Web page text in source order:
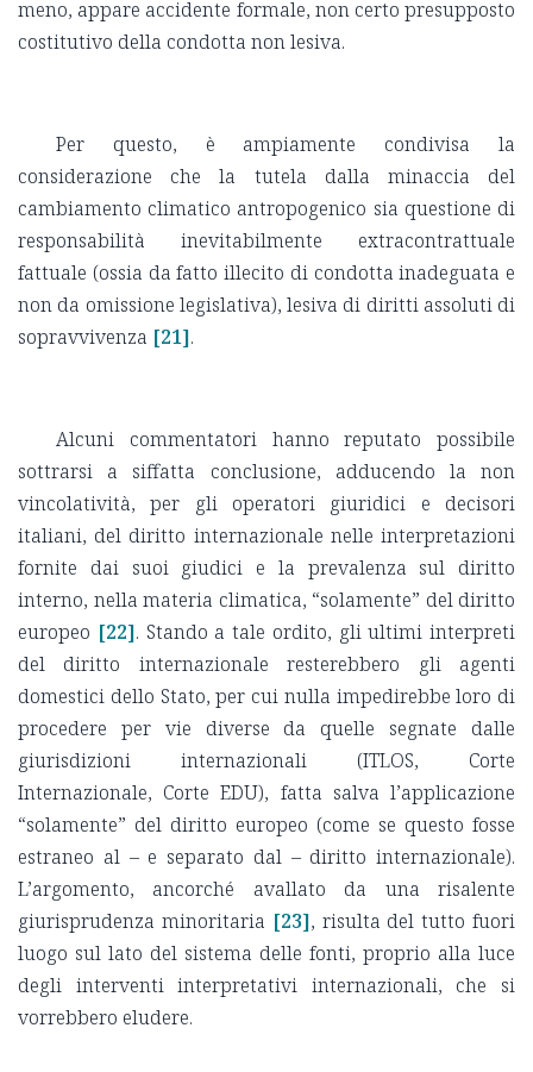
meno, appare accidente formale, non certo presupposto
costitutivo della condotta non lesiva.
Per questo, è ampiamente condivisa la
considerazione che la tutela dalla minaccia del
cambiamento climatico antropogenico sia questione di
responsabilità inevitabilmente extracontrattuale
fattuale (ossia da fatto illecito di condotta inadeguata e
non da omissione legislativa), lesiva di diritti assoluti di
sopravvivenza [21].
Alcuni commentatori hanno reputato possibile
sottrarsi a siffatta conclusione, adducendo la non
vincolatività, per gli operatori giuridici e decisori
italiani, del diritto internazionale nelle interpretazioni
fornite dai suoi giudici e la prevalenza sul diritto
interno, nella materia climatica, “solamente” del diritto
europeo [22]. Stando a tale ordito, gli ultimi interpreti
del diritto internazionale resterebbero gli agenti
domestici dello Stato, per cui nulla impedirebbe loro di
procedere per vie diverse da quelle segnate dalle
giurisdizioni internazionali (ITLOS, Corte
Internazionale, Corte EDU), fatta salva l’applicazione
“solamente” del diritto europeo (come se questo fosse
estraneo al – e separato dal – diritto internazionale).
L’argomento, ancorché avallato da una risalente
giurisprudenza minoritaria [23], risulta del tutto fuori
luogo sul lato del sistema delle fonti, proprio alla luce
degli interventi interpretativi internazionali, che si
vorrebbero eludere.